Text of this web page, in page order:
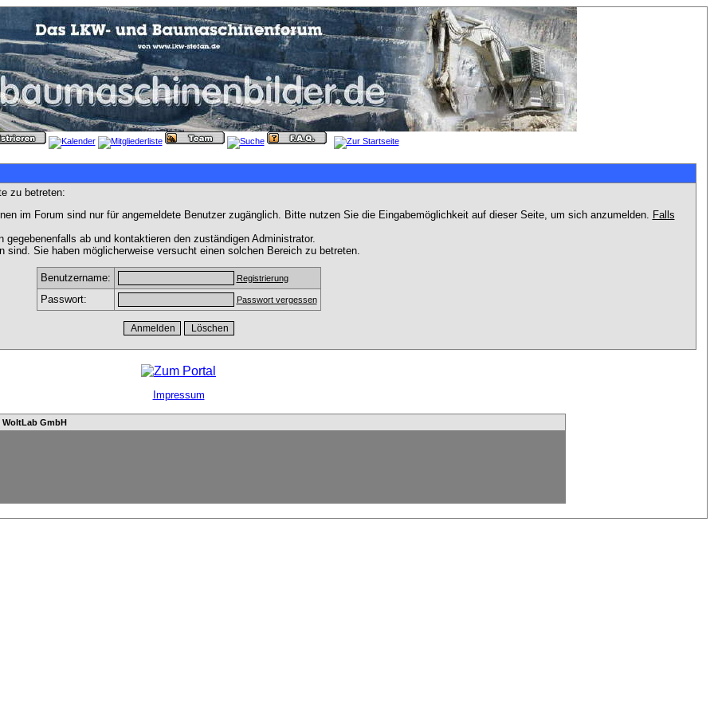
zu betreten:
im Forum sind nur für angemeldete Benutzer zugänglich. Bitte nutzen Sie die Eingabemöglichkeit auf dieser Seite, um sich anzumelden. Falls
ab und kontaktieren den zuständigen Administrator.
Sie haben möglicherweise versucht einen solchen Bereich zu betreten.
Benutzername: Registrierung
Passwort: Passwort vergessen
Impressum
WoltLab GmbH